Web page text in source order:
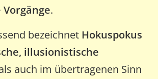
.
bezeichnet Hokuspokus
illusionistische
auch im übertragenen Sinn